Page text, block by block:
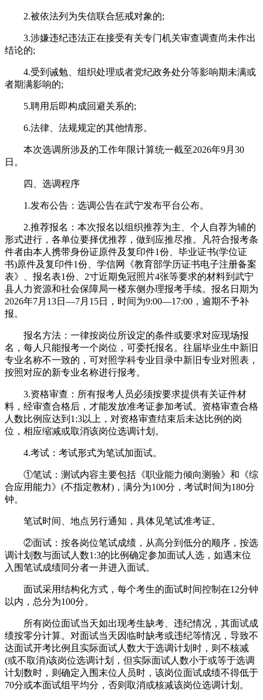
2.被依法列为失信联合惩戒对象的;
3.涉嫌违纪违法正在接受有关专门机关审查调查尚未作出
结论的;
4.受到诫勉、组织处理或者党纪政务处分等影响期未满或
者期满影响的;
5.聘用后即构成回避关系的;
6.法律、法规规定的其他情形。
本次选调所涉及的工作年限计算统一截至2026年9月30
日。
四、选调程序
1.发布公告：选调公告在武宁发布平台公布。
2.推荐报名：本次报名以组织推荐为主、个人自荐为辅的
形式进行，各单位要择优推荐，做到应推尽推。凡符合报考条
件者由本人携带身份证原件及复印件1份、毕业证书(学位证
书)原件及复印件1份、学信网《教育部学历证书电子注册备案
表》、报名表1份、2寸近期免冠照片4张等要求的材料到武宁
县人力资源和社会保障局一楼东侧办理报考手续。报名日期为
2026年7月13日—7月15日，时间为9:00—17:00，逾期不予补
报。
报名方法：一律按岗位所设定的条件或要求对应现场报
名，每人只能报考一个岗位，可委托报名。往届毕业生中新旧
专业名称不一致的，可对照学科专业目录中新旧专业对照表，
按照对应的新专业名称进行报考。
3.资格审查：所有报考人员必须按要求提供有关证件材
料，经审查合格后，才能发放准考证参加考试。资格审查合格
人数比例应达到1:3以上，对资格审查结束后未达比例的岗
位，相应缩减或取消该岗位选调计划。
4.考试：考试形式为笔试加面试。
①笔试：测试内容主要包括《职业能力倾向测验》和《综
合应用能力》(不指定教材)，满分为100分，考试时间为180分
钟。
笔试时间、地点另行通知，具体见笔试准考证。
②面试：按各岗位笔试成绩，从高分到低分的顺序，按选
调计划数与面试人数1:3的比例确定参加面试人选，如遇末位
入围笔试成绩同分者一并进入面试。
面试采用结构化方式，每个考生的面试时间控制在12分钟
以内，总分为100分。
所有岗位面试当天如出现考生缺考、违纪情况，其面试成
绩按零分计算。对面试当天因临时缺考或违纪等情况，导致不
达面试开考比例且实际面试人数大于选调计划时，则不核减
(或不取消)该岗位选调计划，但实际面试人数小于或等于选调
计划数时，则确定入围末位人员时，该岗位面试成绩不得低于
70分或本面试组平均分，否则取消或核减该岗位选调计划。